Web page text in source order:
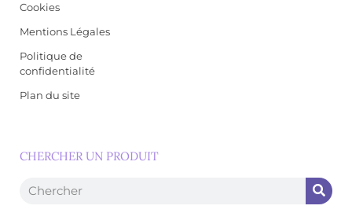
Cookies
Mentions Légales
Politique de
confidentialité
Plan du site
CHERCHER UN PRODUIT